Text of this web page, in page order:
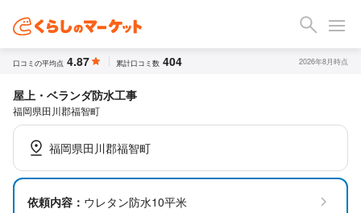
口コミの平均点 4.87 累計口コミ数 404 2026年8月時点
屋上・ベランダ防水工事
福岡県田川郡福智町
福岡県田川郡福智町
依頼内容： ウレタン防水10平米